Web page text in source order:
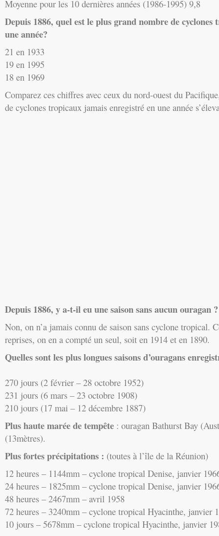
Moyenne pour les 10 dernières années (1986-1995) 9,8
Depuis 1886, quel est le plus grand nombre de cyclones
une année?
21 en 1933
19 en 1995
18 en 1969
Comparez ces chiffres avec ceux du nord-ouest du
de cyclones tropicaux jamais enregistré en une année
Depuis 1886, y a-t-il eu une saison sans aucun ouragan ?
Non, on n’a jamais connu de saison sans cyclone tropical.
reprises, on en a compté un seul, soit en 1914 et en 1890.
Quelles sont les plus longues saisons d’ouragans
270 jours (2 février – 28 octobre 1952)
231 jours (6 mars – 23 octobre 1908)
210 jours (17 mai – 12 décembre 1887)
Plus haute marée de tempête : ouragan Bathurst Bay
(13mètres).
Plus fortes précipitations : (toutes à l’île de la Réunion)
12 heures – 1144mm – cyclone tropical Denise, janvier
24 heures – 1825mm – cyclone tropical Denise, janvier
48 heures – 2467mm – avril 1958
72 heures – 3240mm – cyclone tropical Hyacinthe, janvier
10 jours – 5678mm – cyclone tropical Hyacinthe, janvier